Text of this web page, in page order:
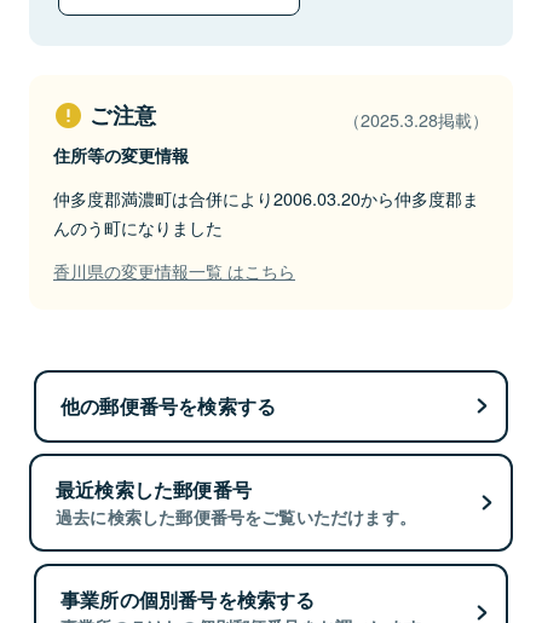
ご注意 （2025.3.28掲載）
住所等の変更情報
仲多度郡満濃町は合併により2006.03.20から仲多度郡ま
んのう町になりました
香川県の変更情報一覧 はこちら
他の郵便番号を検索する
最近検索した郵便番号
過去に検索した郵便番号をご覧いただけます。
事業所の個別番号を検索する